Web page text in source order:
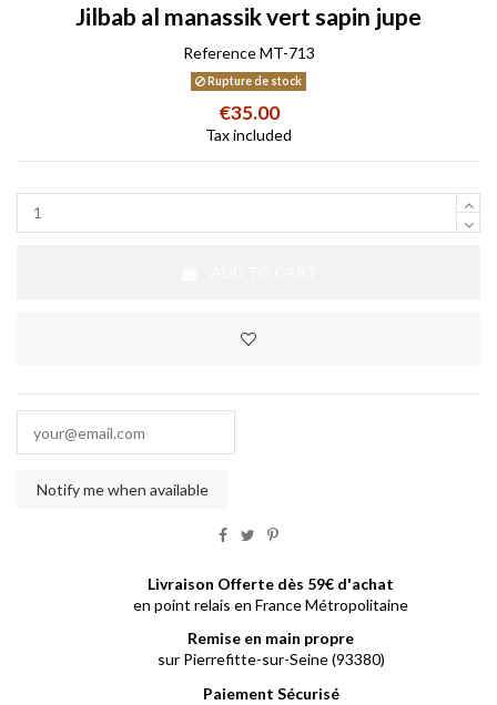
Jilbab al manassik vert sapin jupe
Reference MT-713
Rupture de stock
€35.00
Tax included
Livraison Offerte dès 59€ d'achat
en point relais en France Métropolitaine
Remise en main propre
sur Pierrefitte-sur-Seine (93380)
Paiement Sécurisé